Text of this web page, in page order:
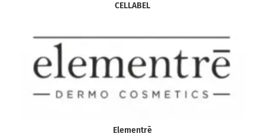
CELLABEL
Elementrē